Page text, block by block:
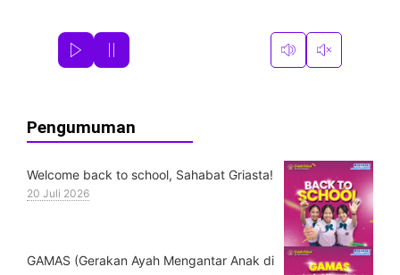
Pengumuman
Welcome back to school, Sahabat Griasta!
20 Juli 2026
GAMAS (Gerakan Ayah Mengantar Anak di